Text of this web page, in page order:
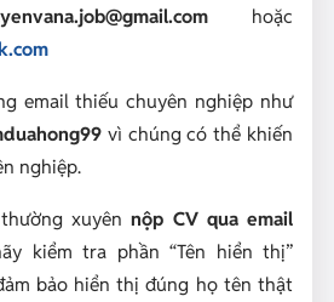
hoặc
email thiếu chuyên nghiệp như
vì chúng có thể khiến
nghiệp.
xuyênnộp CV qua email
kiểm tra phần “Tên hiển thị”
bảo hiển thị đúng họ tên thật